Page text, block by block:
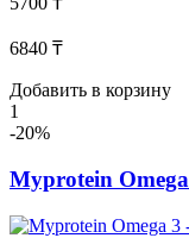
6840 ₸
Добавить в корзину
1
-20%
Myprotein